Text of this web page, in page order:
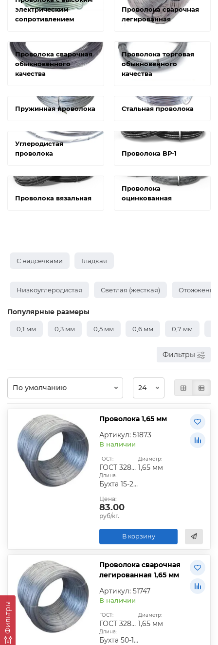
Фильтры
электрическим
сопротивлением
Проволока сварочная
легированная
Проволока сварочная
обыкновенного
качества
Проволока торговая
обыкновенного
качества
Пружинная проволока Стальная проволока
Углеродистая
проволока
Проволока ВР-1
Проволока вязальная
Проволока
оцинкованная
С надсечками Гладкая
Низкоуглеродистая Светлая (жесткая)
Популярные размеры
0,1 мм 0,3 мм 0,5 мм 0,6 мм 0,7 мм
Фильтры
Проволока 1,65 мм
Артикул: 51873
В наличии
ГОСТ:
ГОСТ 3282-74
Диаметр:
1,65 мм
Длина:
Бухта 15-25 кг
Цена:
83.00
руб/кг.
В корзину
Проволока сварочная
легированная 1,65 мм
Артикул: 51747
В наличии
ГОСТ:
ГОСТ 3282-74|ГОСТ 6727-80|ГОСТ 9389-75
Диаметр:
1,65 мм
Длина:
Бухта 50-100 кг